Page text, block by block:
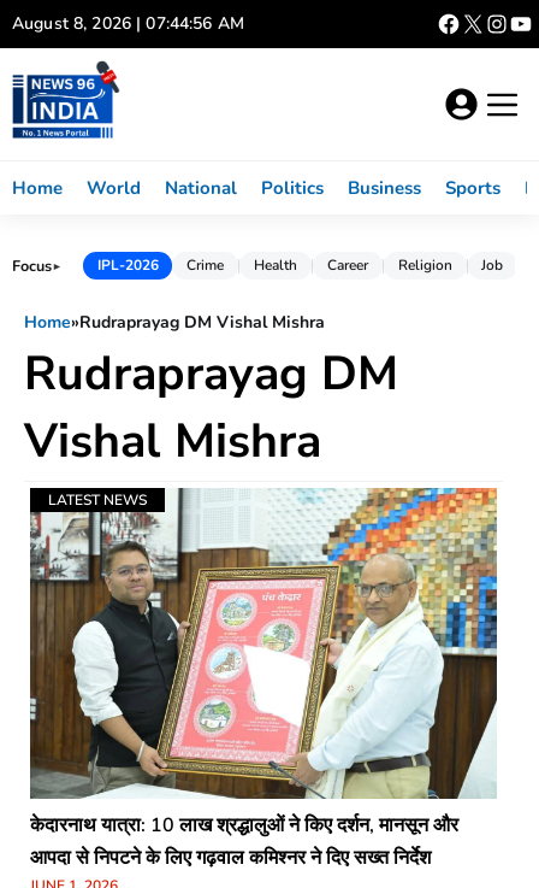
Skip
to
content
August 8, 2026 | 07:44:56 AM
Home World National Politics Business Sports
Focus► IPL-2026 Crime Health Career Religion Job
Home»Rudraprayag DM Vishal Mishra
Rudraprayag DM
Vishal Mishra
LATEST NEWS
केदारनाथ यात्रा: 10 लाख श्रद्धालुओं ने किए दर्शन, मानसून और
आपदा से निपटने के लिए गढ़वाल कमिश्नर ने दिए सख्त निर्देश​